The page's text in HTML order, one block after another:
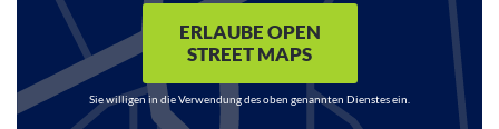
ERLAUBE OPEN
STREET MAPS
Sie willigen in die Verwendung des oben genannten Dienstes ein.